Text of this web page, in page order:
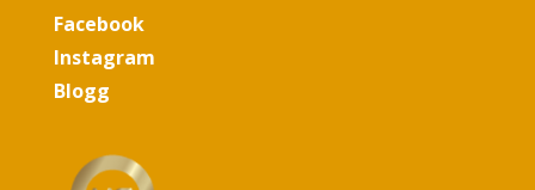
Facebook
Instagram
Blogg